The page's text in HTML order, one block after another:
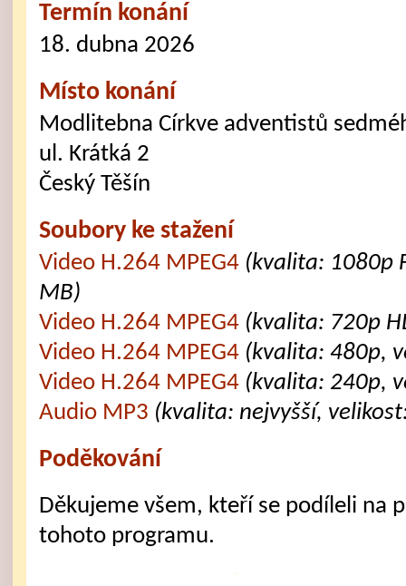
Termín konání
18. dubna 2026
Místo konání
Modlitebna Církve adventistů
ul. Krátká 2
Český Těšín
Soubory ke stažení
Video H.264 MPEG4 (kvalita: 1080p
MB)
Video H.264 MPEG4 (kvalita: 720p
Video H.264 MPEG4 (kvalita: 480p,
Video H.264 MPEG4 (kvalita: 240p,
Audio MP3 (kvalita: nejvyšší,
Poděkování
Děkujeme všem, kteří se podíleli na
tohoto programu.